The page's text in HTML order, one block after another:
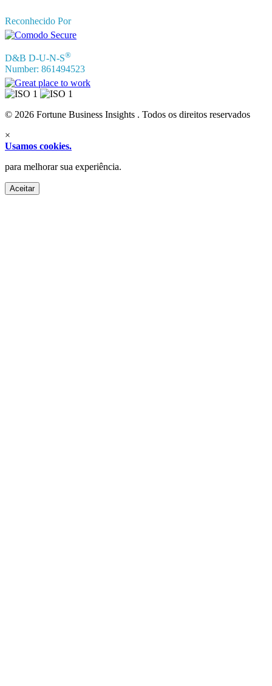
Reconhecido Por
D&B D-U-N-S®
Number: 861494523
© 2026 Fortune Business Insights . Todos os direitos reservados
×
Usamos cookies.
para melhorar sua experiência.
Aceitar